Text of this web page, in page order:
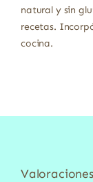
natural y sin
recetas.
cocina.
Valoraciones